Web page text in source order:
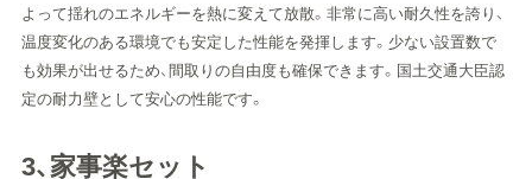
よって揺れのエネルギーを熱に変えて放散。非常に高い耐久性を誇り、
温度変化のある環境でも安定した性能を発揮します。少ない設置数で
も効果が出せるため、間取りの自由度も確保できます。国土交通大臣認
定の耐力壁として安心の性能です。
3、家事楽セット